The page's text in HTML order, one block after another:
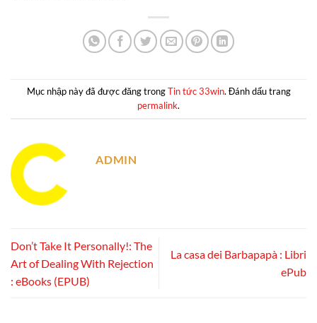
Mục nhập này đã được đăng trongTin tức 33win. Đánh dấu trang
permalink.
ADMIN
Don’t Take It Personally!: The
Art of Dealing With Rejection
: eBooks (EPUB)
La casa dei Barbapapà : Libri
ePub